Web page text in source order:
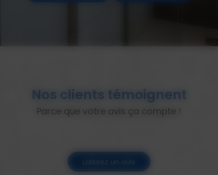
Nos clients témoignent
Parce que votre avis ça compte !
Laissez un avis